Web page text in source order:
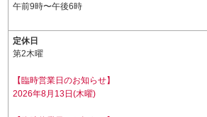
午前9時〜午後6時
定休日
第2木曜
【臨時営業日のお知らせ】
2026年8月13日(木曜)